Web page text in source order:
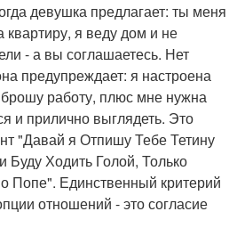
девушка предлагает: ты меня
я веду дом и не
- а вы соглашаетесь. Нет
предупреждает: я настроена
работу, плюс мне нужна
и прилично выглядеть. Это
"Давай я Отпишу Тебе Тетину
Буду Ходить Голой, Только
Единственный критерий
отношений - это согласие